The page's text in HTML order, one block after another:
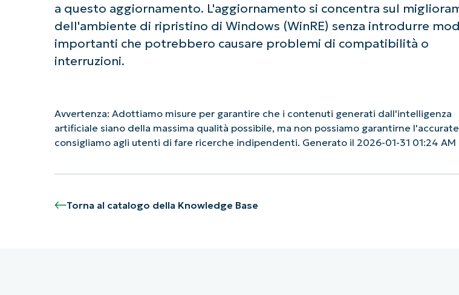
a questo aggiornamento. L'aggiornamento si concentra sul
dell'ambiente di ripristino di Windows (WinRE) senza introdurre
importanti che potrebbero causare problemi di compatibilità o
interruzioni.
Avvertenza: Adottiamo misure per garantire che i contenuti generati dall'intelligenza
artificiale siano della massima qualità possibile, ma non possiamo garantirne
consigliamo agli utenti di fare ricerche indipendenti. Generato il 2026-01-31 01:24 AM
Torna al catalogo della Knowledge Base